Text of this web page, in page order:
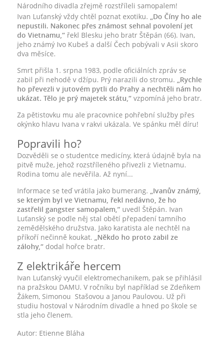
Národního divadla zřejmě rozstříleli samopalem!
Ivan Luťanský vždy chtěl poznat exotiku. „Do Číny ho ale
nepustili. Nakonec přes známost sehnal povolení jet
do Vietnamu,“ řekl Blesku jeho bratr Štěpán (66). Ivan,
jeho známý Ivo Kubeš a další Čech pobývali v Asii skoro
dva měsíce.
Smrt přišla 1. srpna 1983, podle oficiálních zpráv se
zabil při nehodě v džípu. Prý narazili do stromu. „Rychle
ho převezli v jutovém pytli do Prahy a nechtěli nám ho
ukázat. Tělo je prý majetek státu,“ vzpomíná jeho bratr.
Za pětistovku mu ale pracovnice pohřební služby přes
okýnko hlavu Ivana v rakvi ukázala. Ve spánku měl díru!
Popravili ho?
Dozvěděli se o studentce medicíny, která údajně byla na
pitvě muže, jehož rozstříleného přivezli z Vietnamu.
Rodina tomu ale nevěřila. Až nyní...
Informace se teď vrátila jako bumerang. „Ivanův známý,
se kterým byl ve Vietnamu, řekl nedávno, že ho
zastřelil gangster samopalem,“ uvedl Štěpán. Ivan
Luťanský se podle něj stal obětí přepadení tamního
zemědělského družstva. Jako karatista ale nechtěl na
příkoří nečinně koukat. „Někdo ho proto zabil ze
zálohy,“ dodal hořce bratr.
Z elektrikáře hercem
Ivan Luťanský vyučil elektromechanikem, pak se přihlásil
na pražskou DAMU. V ročníku byl například se Zdeňkem
Žákem, Simonou Stašovou a Janou Paulovou. Už při
studiu hostoval v Národním divadle a hned po škole se
stla jeho členem.
Autor: Etienne Bláha